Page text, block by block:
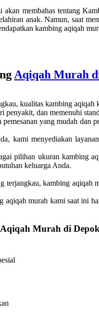
membahas tentang
anak. Namun, saat
kambing aqiqah
Aqiqah Murah
kualitas kambing
penyakit, dan memenuhi
yang mudah
kami menyediakan
pilihan ukuran kambing
keluarga Anda.
terjangkau, kambing
aqiqah murah kami saat ini
Murah di